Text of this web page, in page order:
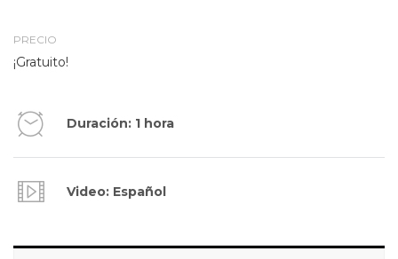
PRECIO
¡Gratuito!
Duración: 1 hora
Video: Español